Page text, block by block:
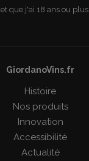
et que j'ai 18 ans ou plus
GiordanoVins.fr
Histoire
Nos produits
Innovation
Accessibilité
Actualité